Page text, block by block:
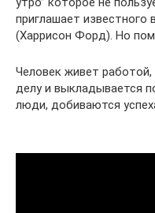
приглашает
(Харрисон Форд). Но
Человек живет
делу и выкладывается
люди, добиваются